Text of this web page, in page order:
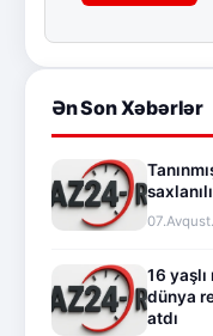
Ən Son Xəbərlər
16
dünya
atdı